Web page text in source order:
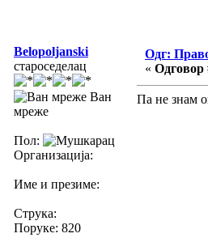
Belopoljanski
староседелац
Ван
мреже
Пол:
Организација:
Име и презиме:
Струка:
Поруке: 820
Одг:
« Одговор
Па не знам